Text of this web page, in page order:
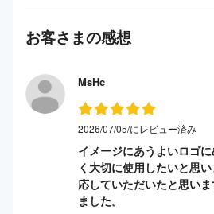
お客さまの感想
MsHc
2026/07/05/にレビュー済み
イメージにあうよいロゴ
く大切に使用したいと思
応していただいたと思い
ました。